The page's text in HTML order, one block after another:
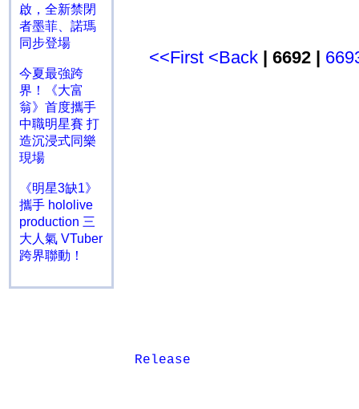
啟，全新禁閉
者墨菲、諾瑪
同步登場
今夏最強跨
界！《大富
翁》首度攜手
中職明星賽 打
造沉浸式同樂
現場
《明星3缺1》
攜手 hololive
production 三
大人氣 VTuber
跨界聯動！
<<First <Back | 6692 |
Release